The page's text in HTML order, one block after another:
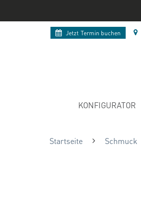
Jetzt Termin buchen
KONFIGURATOR
Startseite Schmuck